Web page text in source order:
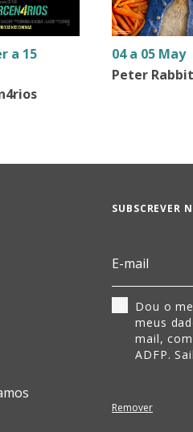
a 15
04 a 05 May
Peter
SUBSCREVER
Dou o
meus
mail,
ADFP.
Remover